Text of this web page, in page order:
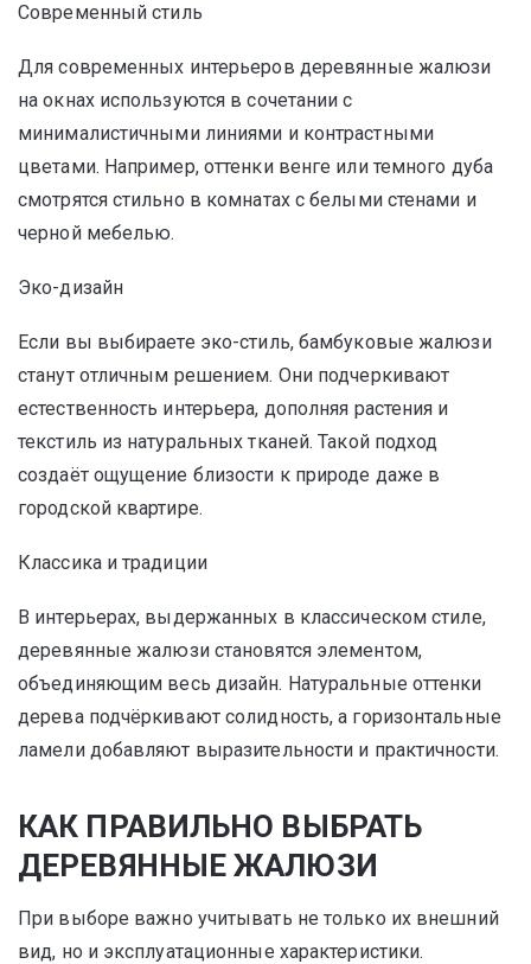
Современный стиль
Для современных интерьеров деревянные жалюзи
на окнах используются в сочетании с
минималистичными линиями и контрастными
цветами. Например, оттенки венге или темного дуба
смотрятся стильно в комнатах с белыми стенами и
черной мебелью.
Эко-дизайн
Если вы выбираете эко-стиль, бамбуковые жалюзи
станут отличным решением. Они подчеркивают
естественность интерьера, дополняя растения и
текстиль из натуральных тканей. Такой подход
создаёт ощущение близости к природе даже в
городской квартире.
Классика и традиции
В интерьерах, выдержанных в классическом стиле,
деревянные жалюзи становятся элементом,
объединяющим весь дизайн. Натуральные оттенки
дерева подчёркивают солидность, а горизонтальные
ламели добавляют выразительности и практичности.
КАК ПРАВИЛЬНО ВЫБРАТЬ
ДЕРЕВЯННЫЕ ЖАЛЮЗИ
При выборе важно учитывать не только их внешний
вид, но и эксплуатационные характеристики.